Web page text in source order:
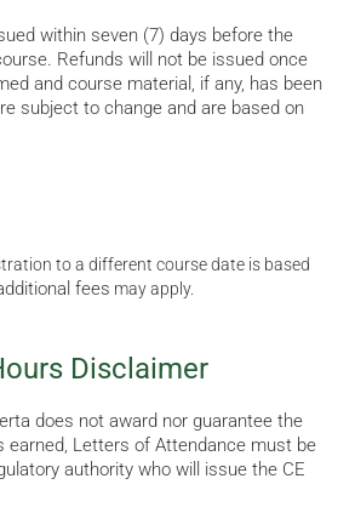
within seven (7) days before the
Refunds will not be issued once
and course material, if any, has been
subject to change and are based on
to a different course date is based
fees may apply.
Disclaimer
does not award nor guarantee the
earned, Letters of Attendance must be
authority who will issue the CE